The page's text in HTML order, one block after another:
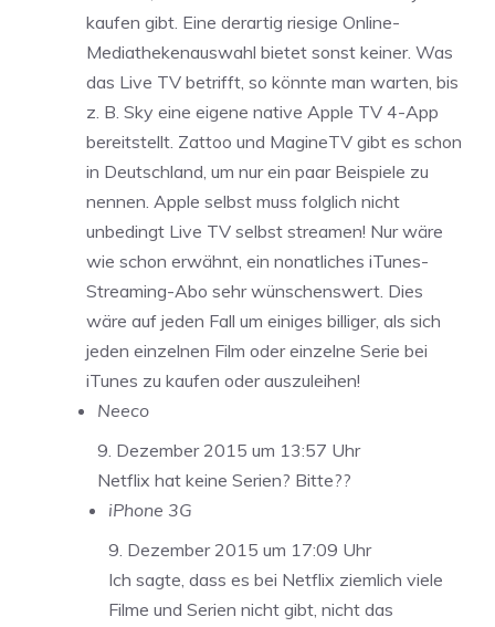
kaufen gibt. Eine derartig riesige Online-
Mediathekenauswahl bietet sonst keiner. Was
das Live TV betrifft, so könnte man warten, bis
z. B. Sky eine eigene native Apple TV 4-App
bereitstellt. Zattoo und MagineTV gibt es schon
in Deutschland, um nur ein paar Beispiele zu
nennen. Apple selbst muss folglich nicht
unbedingt Live TV selbst streamen! Nur wäre
wie schon erwähnt, ein nonatliches iTunes-
Streaming-Abo sehr wünschenswert. Dies
wäre auf jeden Fall um einiges billiger, als sich
jeden einzelnen Film oder einzelne Serie bei
iTunes zu kaufen oder auszuleihen!
Neeco
9. Dezember 2015 um 13:57 Uhr
Netflix hat keine Serien? Bitte??
iPhone 3G
9. Dezember 2015 um 17:09 Uhr
Ich sagte, dass es bei Netflix ziemlich viele
Filme und Serien nicht gibt, nicht das